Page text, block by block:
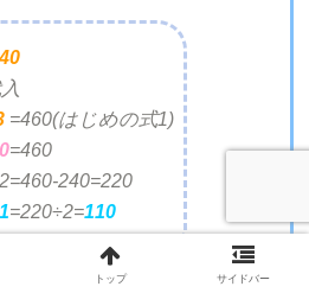
=
=
=
460(はじめの式1)
460
460-240=220
220÷2=110
トップ サイドバー